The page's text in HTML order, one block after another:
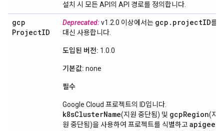
설치 시 모든 API의 API 경로를 정의합니다.
gcp
ProjectID
Deprecated: v1.2.0 이상에서는 gcp . projectID를
대신 사용합니다.
도입된 버전: 1.0.0
기본값: none
필수
Google Cloud 프로젝트의 ID입니다.
k8sClusterName(지원 중단됨) 및 gcpRegion(지
원 중단됨)을 사용하여 프로젝트를 식별하고 apigee-